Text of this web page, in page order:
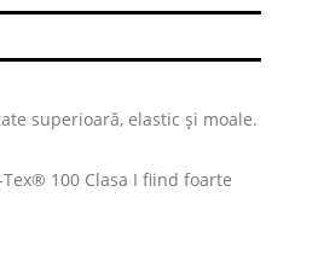
superioară, elastic și moale.
100 Clasa I fiind foarte